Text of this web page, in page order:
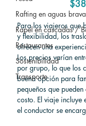
Rafting en aguas
Rapel en cascadas /
Restaurantes
Sostenibilidad
Transporte
Para los viajeros que
y flexibilidad, los
ofrecen una
Los precios varían
por grupo, lo que los
buena opción para
pequeños que
costo. El viaje incluye
el conductor se